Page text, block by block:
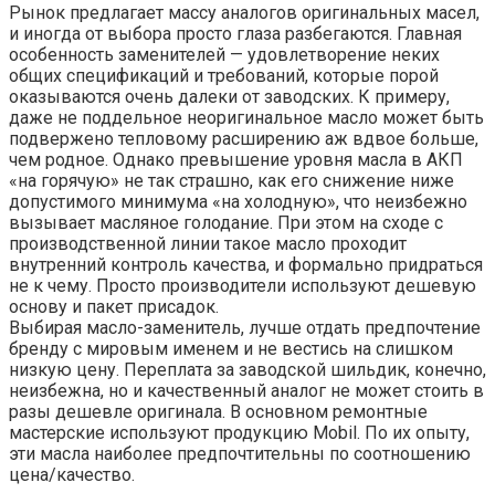
Рынок предлагает массу аналогов оригинальных масел,
и иногда от выбора просто глаза разбегаются. Главная
особенность заменителей — удовлетворение неких
общих спецификаций и требований, которые порой
оказываются очень далеки от заводских. К примеру,
даже не поддельное неоригинальное масло может быть
подвержено тепловому расширению аж вдвое больше,
чем родное. Однако превышение уровня масла в АКП
«на горячую» не так страшно, как его снижение ниже
допустимого минимума «на холодную», что неизбежно
вызывает масляное голодание. При этом на сходе с
производственной линии такое масло проходит
внутренний контроль качества, и формально придраться
не к чему. Просто производители используют дешевую
основу и пакет присадок.
Выбирая масло-заменитель, лучше отдать предпочтение
бренду с мировым именем и не вестись на слишком
низкую цену. Переплата за заводской шильдик, конечно,
неизбежна, но и качественный аналог не может стоить в
разы дешевле оригинала. В основном ремонтные
мастерские используют продукцию Mobil. По их опыту,
эти масла наиболее предпочтительны по соотношению
цена/качество.